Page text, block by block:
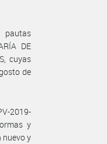
DE
cuyas
de
2019-
y
nuevo y